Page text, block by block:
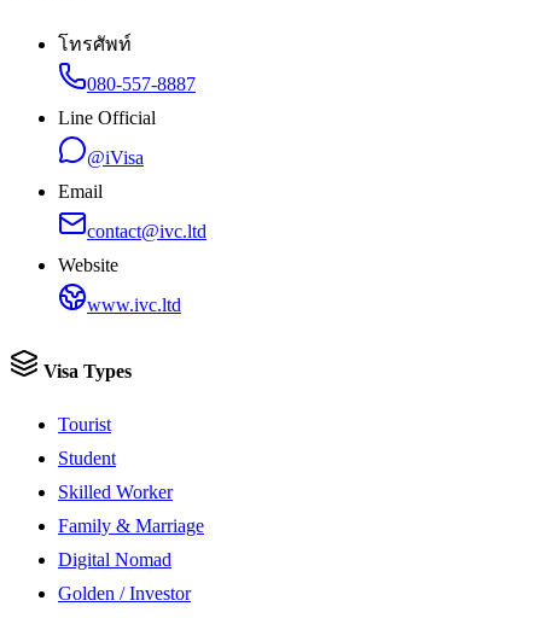
โทรศัพท์
080-557-8887
Line Official
@iVisa
Email
contact@ivc.ltd
Website
www.ivc.ltd
Visa Types
Tourist
Student
Skilled Worker
Family & Marriage
Digital Nomad
Golden / Investor